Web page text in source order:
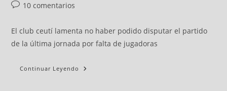
10 comentarios
El club ceutí lamenta no haber podido disputar el partido
de la última jornada por falta de jugadoras
Continuar Leyendo